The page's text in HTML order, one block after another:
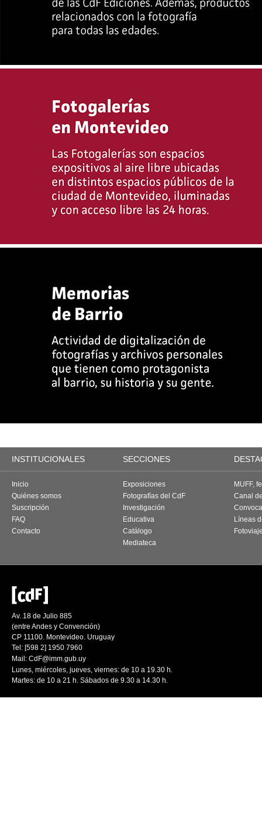
INSTITUCIONALES SECCIONES
Inicio
Quiénes somos
Suscripción
FAQ
Contacto
Exposiciones
Fotografías del CdF
Investigación
Educativa
Catálogo
Mediateca
MUFF,
Canal
Líneas
Av. 18 de Julio 885
(entre Andes y Convención)
CP 11100. Montevideo. Uruguay
Tel: [598 2] 1950 7960
Mail: CdF@imm.gub.uy
Lunes, miércoles, jueves, viernes: de 10 a 19.30 h.
Martes: de 10 a 21 h. Sábados de 9.30 a 14.30 h.